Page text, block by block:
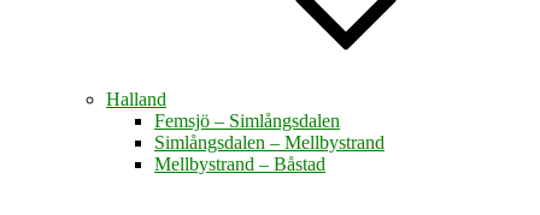
Halland
Femsjö – Simlångsdalen
Simlångsdalen – Mellbystrand
Mellbystrand – Båstad